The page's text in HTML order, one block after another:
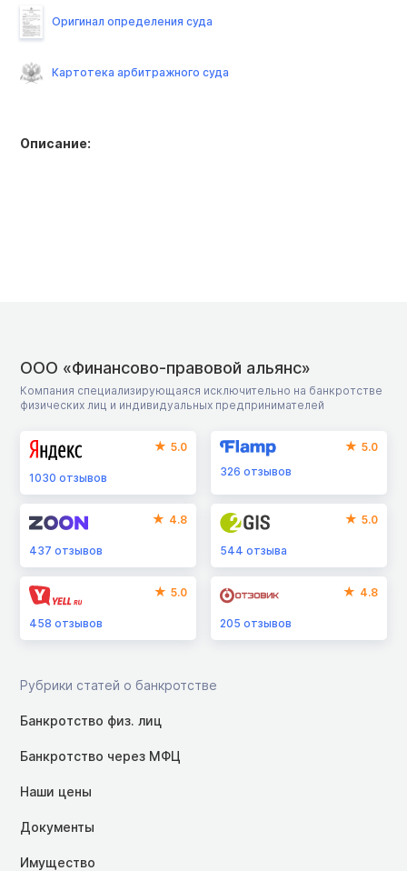
Описание:
Оригинал определения суда
Картотека арбитражного суда
ООО «Финансово-правовой альянс»
Компания специализирующаяся исключительно на банкротстве
физических лиц и индивидуальных предпринимателей
5.0
1030 отзывов
5.0
326отзывов
4.8
437 отзывов
5.0
544отзыва
5.0
458 отзывов
4.8
205отзывов
Рубрики статей о банкротстве
Банкротство физ. лиц
Банкротство через МФЦ
Наши цены
Документы
Имущество